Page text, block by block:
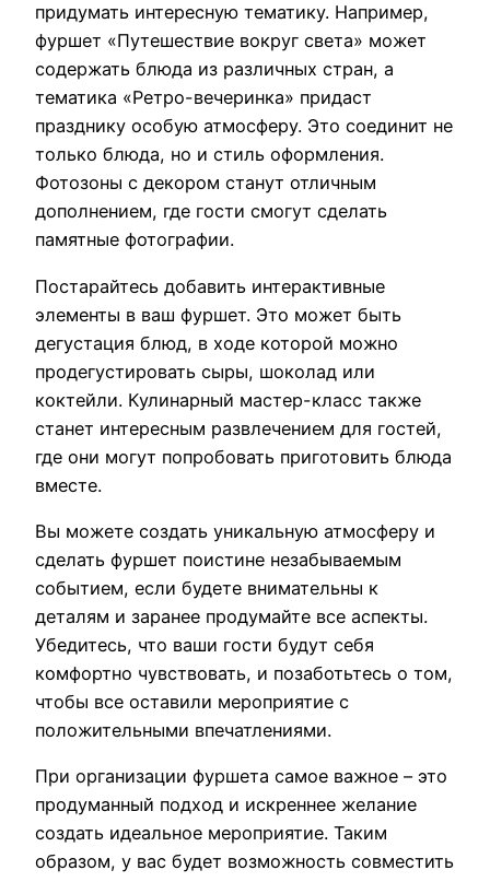
придумать интересную тематику. Например,
фуршет «Путешествие вокруг света» может
содержать блюда из различных стран, а
тематика «Ретро-вечеринка» придаст
празднику особую атмосферу. Это соединит не
только блюда, но и стиль оформления.
Фотозоны с декором станут отличным
дополнением, где гости смогут сделать
памятные фотографии.
Постарайтесь добавить интерактивные
элементы в ваш фуршет. Это может быть
дегустация блюд, в ходе которой можно
продегустировать сыры, шоколад или
коктейли. Кулинарный мастер-класс также
станет интересным развлечением для гостей,
где они могут попробовать приготовить блюда
вместе.
Вы можете создать уникальную атмосферу и
сделать фуршет поистине незабываемым
событием, если будете внимательны к
деталям и заранее продумайте все аспекты.
Убедитесь, что ваши гости будут себя
комфортно чувствовать, и позаботьтесь о том,
чтобы все оставили мероприятие с
положительными впечатлениями.
При организации фуршета самое важное – это
продуманный подход и искреннее желание
создать идеальное мероприятие. Таким
образом, у вас будет возможность совместить